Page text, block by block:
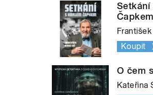
Setkání
Čapkem
Koupit
O čem
Kateřina